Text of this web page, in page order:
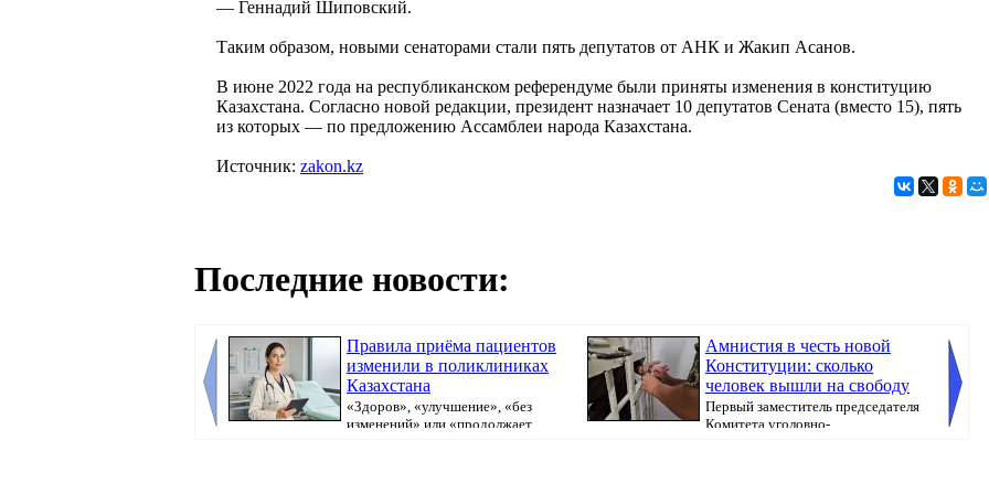
— Геннадий Шиповский.
Таким образом, новыми сенаторами стали пять депутатов от АНК и Жакип Асанов.
В июне 2022 года на республиканском референдуме были приняты изменения в конституцию
Казахстана. Согласно новой редакции, президент назначает 10 депутатов Сената (вместо 15), пять
из которых — по предложению Ассамблеи народа Казахстана.
Источник: zakon.kz
Последние новости:
Правила приёма пациентов
изменили в поликлиниках
Казахстана
«Здоров», «улучшение», «без
изменений» или «продолжает
Амнистия в честь новой
Конституции: сколько
человек вышли на свободу
Первый заместитель председателя
Комитета уголовно-